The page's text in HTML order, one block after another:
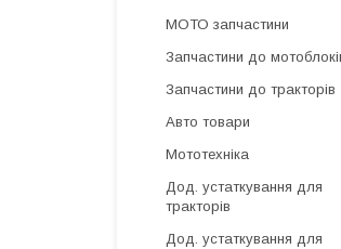
МОТО запчастини
Запчастини до
Запчастини до тракторів
Авто товари
Мототехніка
Дод. устаткування для
тракторів
Дод. устаткування для